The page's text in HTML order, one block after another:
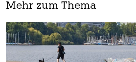
Mehr zum Thema